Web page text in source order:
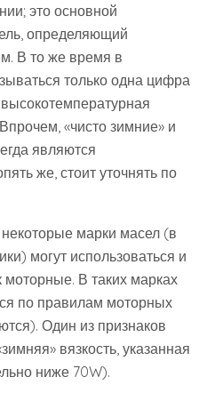
это основной
определяющий
В то же время в
только одна цифра
«чисто зимние» и
являются
же, стоит уточнять по
некоторые марки масел (в
могут использоваться и
моторные. В таких марках
по правилам моторных
Один из признаков
вязкость, указанная
ниже 70W).